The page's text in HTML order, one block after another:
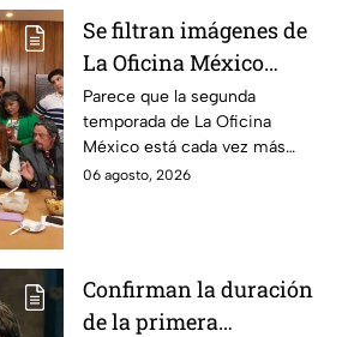
Se filtran imágenes de
La Oficina México
temporada 2 y un
detalle desata teorías
entre los fans
Parece que la segunda
temporada de La Oficina
México está cada vez más
cerca, pues el elenco ya se
06 agosto, 2026
Confirman la duración
de la primera